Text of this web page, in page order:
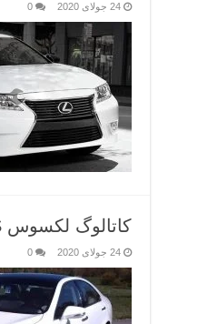
24 جولای 2020 0
کاتالوگ لکسوس ES مدل 2010
24 جولای 2020 0